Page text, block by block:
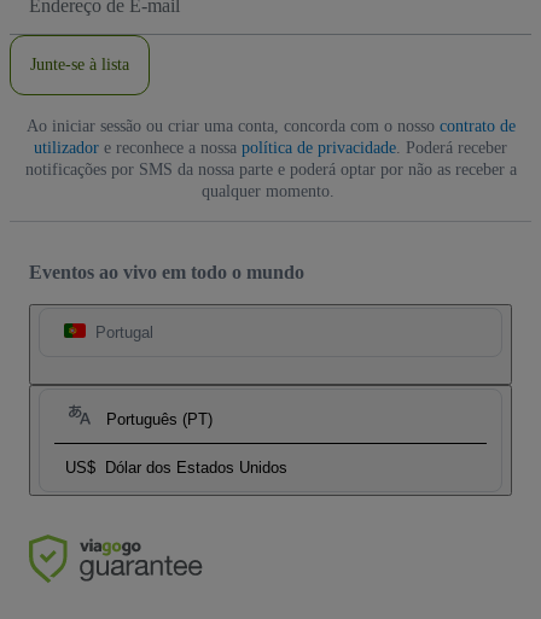
de
Junte-se à lista
Ao iniciar sessão ou criar uma conta, concorda com o nosso contrato de
utilizador e reconhece a nossa política de privacidade. Poderá receber
notificações por SMS da nossa parte e poderá optar por não as receber a
qualquer momento.
Eventos ao vivo em todo o mundo
Portugal
Português (PT)
US$ Dólar dos Estados Unidos